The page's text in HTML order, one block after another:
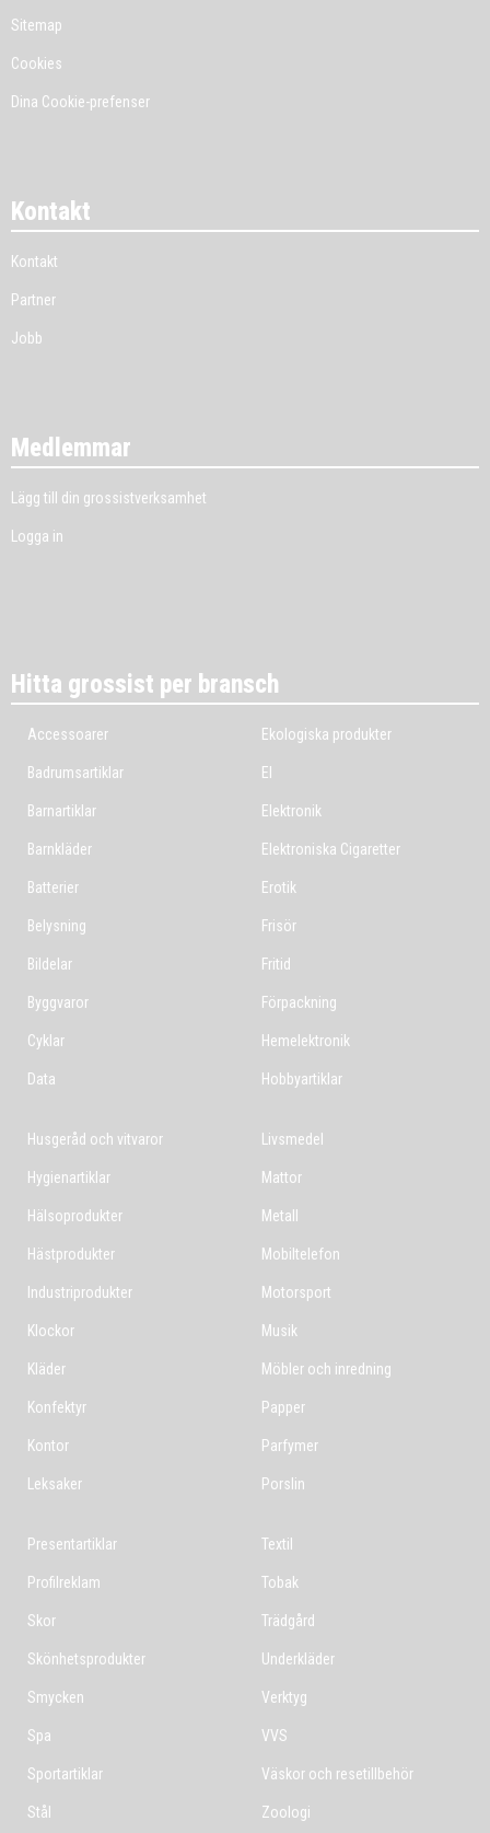
Sitemap
Cookies
Dina Cookie-prefenser
Kontakt
Kontakt
Partner
Jobb
Medlemmar
Lägg till din grossistverksamhet
Logga in
Hitta grossist per bransch
Accessoarer
Badrumsartiklar
Barnartiklar
Barnkläder
Batterier
Belysning
Bildelar
Byggvaror
Cyklar
Data
Ekologiska produkter
El
Elektronik
Elektroniska Cigaretter
Erotik
Frisör
Fritid
Förpackning
Hemelektronik
Hobbyartiklar
Husgeråd och vitvaror
Hygienartiklar
Hälsoprodukter
Hästprodukter
Industriprodukter
Klockor
Kläder
Konfektyr
Kontor
Leksaker
Livsmedel
Mattor
Metall
Mobiltelefon
Motorsport
Musik
Möbler och inredning
Papper
Parfymer
Porslin
Presentartiklar
Profilreklam
Skor
Skönhetsprodukter
Smycken
Spa
Sportartiklar
Stål
Textil
Tobak
Trädgård
Underkläder
Verktyg
VVS
Väskor och resetillbehör
Zoologi